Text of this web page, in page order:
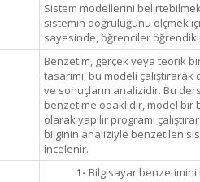
Sistem modellerini
sistemin doğruluğunu ölçmek
sayesinde, öğrenciler
Benzetim, gerçek veya teorik
tasarımı, bu modeli çalıştırarak
ve sonuçların analizidir. Bu
benzetime odaklıdır, model
olarak yapılır programı
bilginin analiziyle benzetilen
incelenir.
1- Bilgisayar